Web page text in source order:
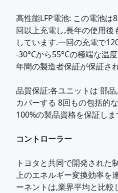
高性能LFP電池: この電池は
回以上充電し,長年の使用後
しています.一回の充電で
-30°Cから55°Cの極端な温
年間の製造者保証が保証さ
品質保証:各ユニットは 部
カバーする 8回もの包括的
100%の製品資格を保証しま
コントローラー
トヨタと共同で開発された
上のエネルギー変換効率を
ーネントは,業界平均と比較